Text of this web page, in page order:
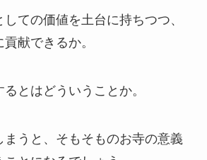
ての価値を土台に持ちつつ、
献できるか。
とはどういうことか。
まうと、そもそものお寺の意義